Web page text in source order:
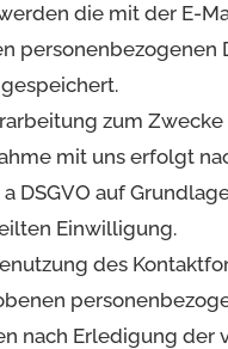
die mit der E-
personenbezogenen
zum Zwecke
mit uns erfolgt
a DSGVO auf
Einwilligung.
des
nach Erledigung der